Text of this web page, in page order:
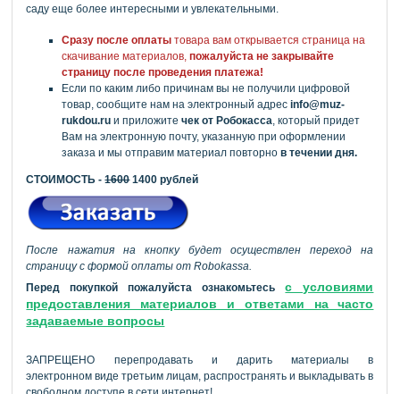
саду еще более интересными и увлекательными.
Сразу после оплаты товара вам открывается страница на
скачивание материалов,пожалуйста не закрывайте
страницу после проведения платежа!
Если по каким либо причинам вы не получили цифровой
товар, сообщите нам на электронный адрес info@muz-
rukdou.ruи приложитечек от Робокасса, который придет
Вам на электронную почту, указанную при оформлении
заказа и мы отправим материал повторнов течении дня.
СТОИМОСТЬ -16001400 рублей
После нажатия на кнопку будет осуществлен переход на
страницу с формой оплаты от Robokassa.
Перед покупкой пожалуйста ознакомьтесьс условиями
предоставления материалов и ответами на часто
задаваемые вопросы
ЗАПРЕЩЕНО перепродавать и дарить материалы в
электронном виде третьим лицам, распространять и выкладывать в